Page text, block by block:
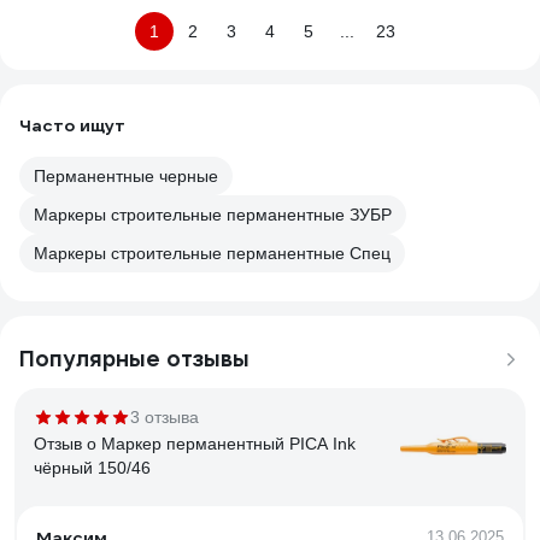
1 2 3 4 5 23
Часто ищут
Перманентные черные
Маркеры строительные перманентные ЗУБР
Маркеры строительные перманентные Спец
Популярные отзывы
3 отзыва
Отзыв о Маркер перманентный PICA Ink
чёрный 150/46